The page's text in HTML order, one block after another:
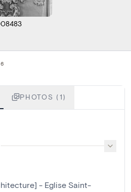
PHOTOS (1)
- Eglise Saint-